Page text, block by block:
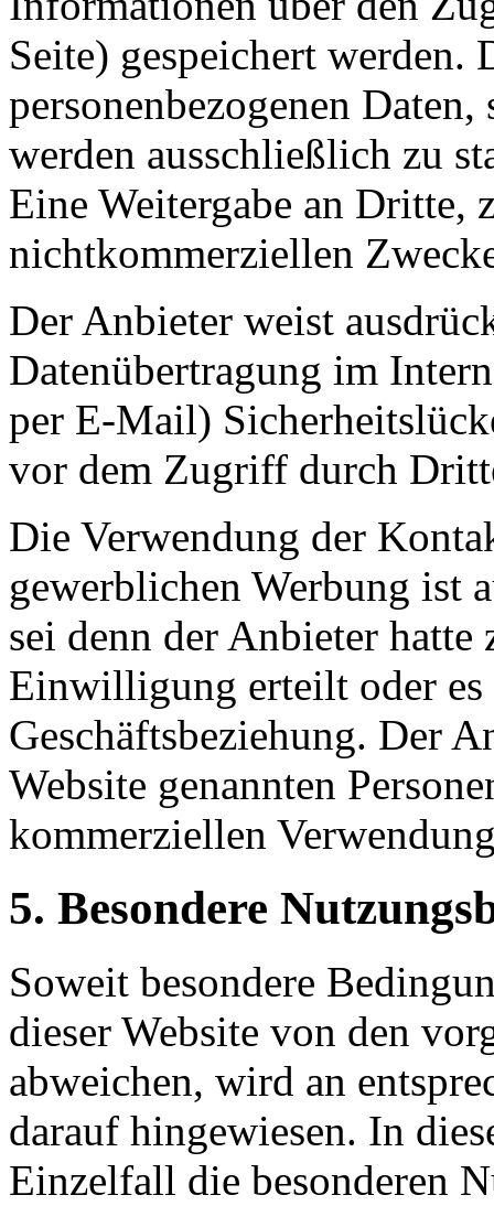
Seite) gespeichert werden.
personenbezogenen
werden ausschließlich zu
Eine Weitergabe an Dritte,
nichtkommerziellen
Der Anbieter weist
Datenübertragung im
per E-Mail)
vor dem Zugriff durch
Die Verwendung der
gewerblichen Werbung ist
sei denn der Anbieter
Einwilligung erteilt oder es
Geschäftsbeziehung. Der
Website genannten
kommerziellen
5. Besondere
Soweit besondere
dieser Website von den
abweichen, wird an
darauf hingewiesen. In
Einzelfall die besonderen